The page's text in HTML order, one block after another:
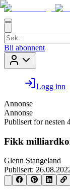
Bli abonnent
Logg inn
Annonse
Annonse
Publisert for nesten
Fikk
Glenn Stangeland
Publisert: